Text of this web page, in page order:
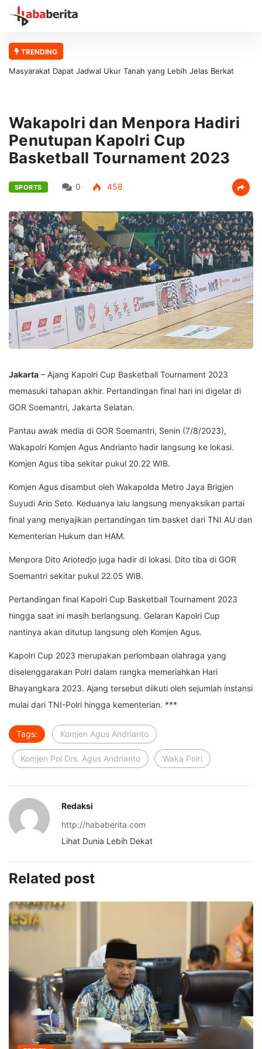
TRENDING
Masyarakat Dapat Jadwal Ukur Tanah yang Lebih Jelas Berkat
Wakapolri dan Menpora Hadiri
Penutupan Kapolri Cup
Basketball Tournament 2023
SPORTS 0 458
Jakarta – Ajang Kapolri Cup Basketball Tournament 2023
memasuki tahapan akhir. Pertandingan final hari ini digelar di
GOR Soemantri, Jakarta Selatan.
Pantau awak media di GOR Soemantri, Senin (7/8/2023),
Wakapolri Komjen Agus Andrianto hadir langsung ke lokasi.
Komjen Agus tiba sekitar pukul 20.22 WIB.
Komjen Agus disambut oleh Wakapolda Metro Jaya Brigjen
Suyudi Ario Seto. Keduanya lalu langsung menyaksikan partai
final yang menyajikan pertandingan tim basket dari TNI AU dan
Kementerian Hukum dan HAM.
Menpora Dito Ariotedjo juga hadir di lokasi. Dito tiba di GOR
Soemantri sekitar pukul 22.05 WIB.
Pertandingan final Kapolri Cup Basketball Tournament 2023
hingga saat ini masih berlangsung. Gelaran Kapolri Cup
nantinya akan ditutup langsung oleh Komjen Agus.
Kapolri Cup 2023 merupakan perlombaan olahraga yang
diselenggarakan Polri dalam rangka memeriahkan Hari
Bhayangkara 2023. Ajang tersebut diikuti oleh sejumlah instansi
mulai dari TNI-Polri hingga kementerian. ***
Tags: Komjen Agus Andrianto
Komjen Pol Drs. Agus Andrianto Waka Polri
Redaksi
http://hababerita.com
Lihat Dunia Lebih Dekat
Related post